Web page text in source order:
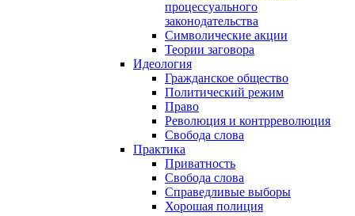
процессуального
законодательства
Символические акции
Теории заговора
Идеология
Гражданское общество
Политический режим
Право
Революция и контрреволюция
Свобода слова
Практика
Приватность
Свобода слова
Справедливые выборы
Хорошая полиция